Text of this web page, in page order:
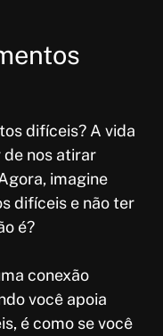
difíceis? A vida
nos atirar
imagine
difíceis e não ter
é?
conexão
você apoia
é como se você